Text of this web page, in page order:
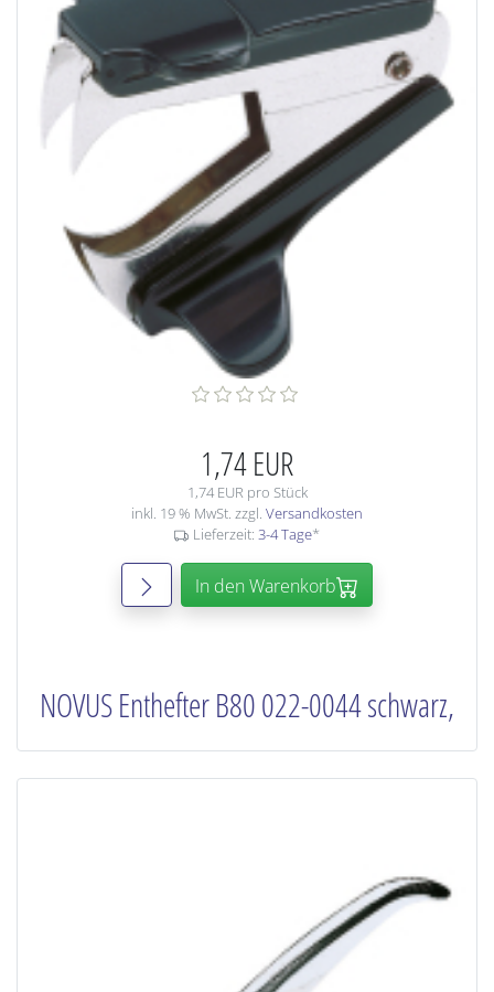
1,74 EUR
1,74 EUR pro Stück
inkl. 19 % MwSt. zzgl. Versandkosten
Lieferzeit: 3-4 Tage*
In den Warenkorb
NOVUS Enthefter B80 022-0044 schwarz,